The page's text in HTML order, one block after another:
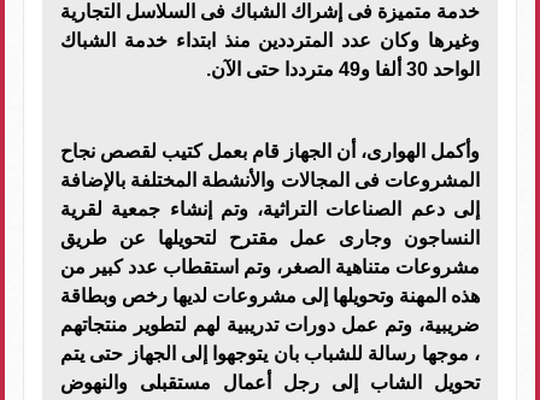
خدمة متميزة فى إشراك الشباك فى السلاسل التجارية
وغيرها وكان عدد المترددين منذ ابتداء خدمة الشباك
الواحد 30 ألفا و49 مترددا حتى الآن.
وأكمل الهوارى، أن الجهاز قام بعمل كتيب لقصص نجاح
المشروعات فى المجالات والأنشطة المختلفة بالإضافة
إلى دعم الصناعات التراثية، وتم إنشاء جمعية لقرية
النساجون وجارى عمل مقترح لتحويلها عن طريق
مشروعات متناهية الصغر، وتم استقطاب عدد كبير من
هذه المهنة وتحويلها إلى مشروعات لديها رخص وبطاقة
ضريبية، وتم عمل دورات تدريبية لهم لتطوير منتجاتهم
، موجها رسالة للشباب بان يتوجهوا إلى الجهاز حتى يتم
تحويل الشاب إلى رجل أعمال مستقبلى والنهوض